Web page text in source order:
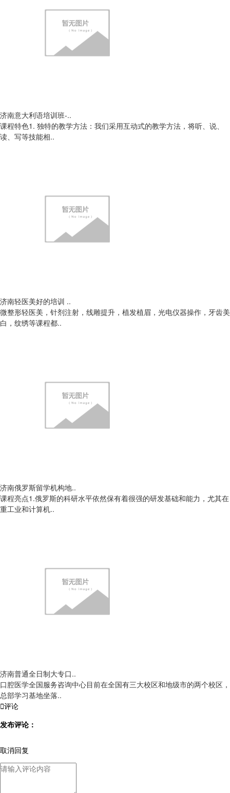
济南意大利语培训班-..
课程特色1. 独特的教学方法：我们采用互动式的教学方法，将听、说、
读、写等技能相..
济南轻医美好的培训 ..
微整形轻医美，针剂注射，线雕提升，植发植眉，光电仪器操作，牙齿美
白，纹绣等课程都..
济南俄罗斯留学机构地..
课程亮点1.俄罗斯的科研水平依然保有着很强的研发基础和能力，尤其在
重工业和计算机..
济南普通全日制大专口..
口腔医学全国服务咨询中心目前在全国有三大校区和地级市的两个校区，
总部学习基地坐落..
评论
发布评论：
取消回复